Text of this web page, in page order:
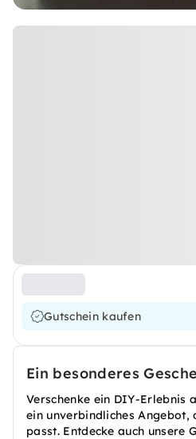
Gutschein kaufen
Ein besonderes
Verschenke ein DIY-Erlebnis
ein unverbindliches Angebot,
passt. Entdecke auch unsere